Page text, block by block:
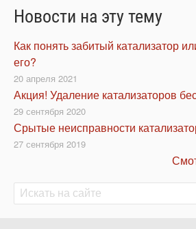
Новости на эту тему
Как понять забитый катализатор
его?
20 апреля 2021
Акция! Удаление катализаторов
29 сентября 2020
Срытые неисправности
27 сентября 2019
Поиск
Поиск